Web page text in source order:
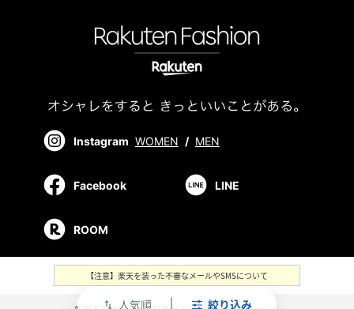
swap_vert 人気順 絞り込み
Instagram WOMEN / MEN
Facebook LINE
ROOM
【注意】楽天を装った不審なメールやSMSについて